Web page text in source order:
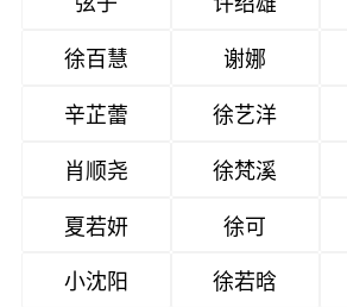
徐百慧
谢娜
辛芷蕾
徐艺洋
肖顺尧
徐梵溪
夏若妍
徐可
小沈阳
徐若晗